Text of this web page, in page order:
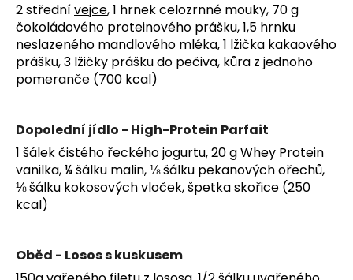
2 střednívejce, 1 hrnek celozrnné mouky, 70 g
čokoládového proteinového prášku, 1,5 hrnku
neslazeného mandlového mléka, 1 lžička kakaového
prášku, 3 lžičky prášku do pečiva, kůra z jednoho
pomeranče (700 kcal)
Dopolední jídlo - High-Protein Parfait
1 šálek čistého řeckého jogurtu, 20 g Whey Protein
vanilka, ¼ šálku malin, ⅛ šálku pekanových ořechů,
⅛ šálku kokosových vloček, špetka skořice (250
kcal)
Oběd - Losos s kuskusem